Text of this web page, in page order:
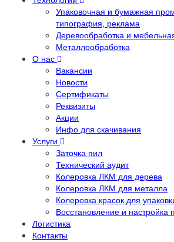
Упаковочная и бумажная
типография, реклама
Деревообработка и
Металлообработка
О нас
Вакансии
Новости
Сертификаты
Реквизиты
Акции
Инфо для скачивания
Услуги
Заточка пил
Технический аудит
Колеровка ЛКМ для дерева
Колеровка ЛКМ для металла
Колеровка красок для
Восстановление и настройка
Логистика
Контакты